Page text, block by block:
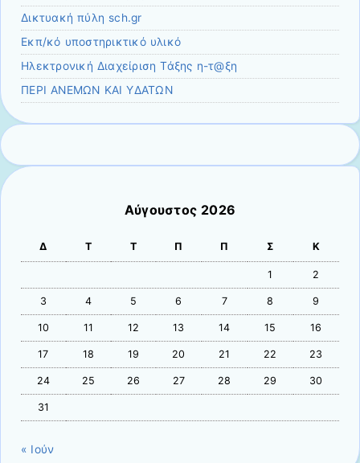
Δικτυακή πύλη sch.gr
Εκπ/κό υποστηρικτικό υλικό
Ηλεκτρονική Διαχείριση Τάξης η-τ@ξη
ΠΕΡΙ ΑΝΕΜΩΝ ΚΑΙ ΥΔΑΤΩΝ
Αύγουστος 2026
Δ Τ Τ Π Π Σ Κ
1 2
3 4 5 6 7 8 9
10 11 12 13 14 15 16
17 18 19 20 21 22 23
24 25 26 27 28 29 30
31
« Ιούν